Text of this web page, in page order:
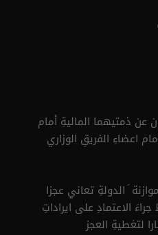
عن ذمتيهما الماليةِ أمام
اعضاءِ الفريقِ الوزاري
الدولةِ تعاني عجزا
الاعتمادِ على ايراداتِ
لتغطيةِ العجز